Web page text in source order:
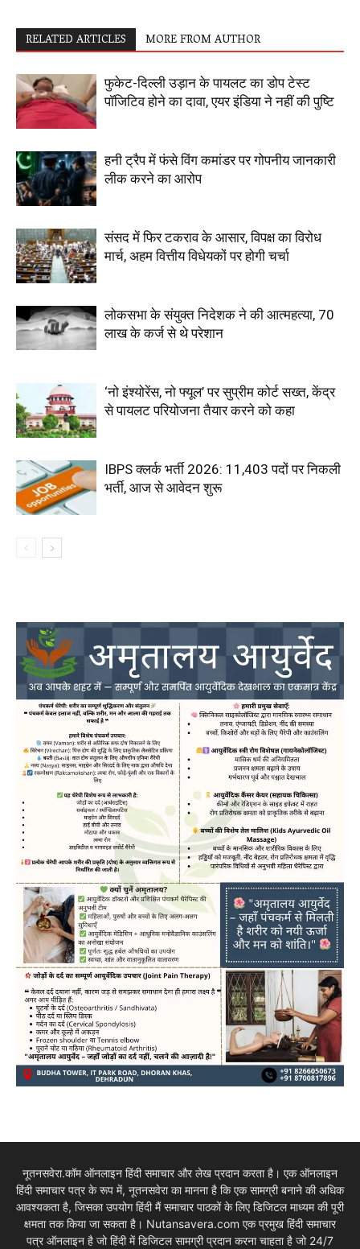
RELATED ARTICLES MORE FROM AUTHOR
फुकेट-दिल्ली उड़ान के पायलट का डोप टेस्ट
पॉजिटिव होने का दावा, एयर इंडिया ने नहीं की पुष्टि
हनी ट्रैप में फंसे विंग कमांडर पर गोपनीय जानकारी
लीक करने का आरोप
संसद में फिर टकराव के आसार, विपक्ष का विरोध
मार्च, अहम वित्तीय विधेयकों पर होगी चर्चा
लोकसभा के संयुक्त निदेशक ने की आत्महत्या, 70
लाख के कर्ज से थे परेशान
‘नो इंश्योरेंस, नो फ्यूल’ पर सुप्रीम कोर्ट सख्त, केंद्र
से पायलट परियोजना तैयार करने को कहा
IBPS क्लर्क भर्ती 2026: 11,403 पदों पर निकली
भर्ती, आज से आवेदन शुरू
नूतनसवेरा.कॉम ऑनलाइन हिंदी समाचार और लेख प्रदान करता है। एक ऑनलाइन
हिंदी समाचार पत्र के रूप में, नूतनसवेरा का मानना है कि एक सामग्री बनाने की अधिक
आवश्यकता है, जिसका उपयोग हिंदी मैं समाचार पाठकों के लिए डिजिटल माध्यम की पूरी
क्षमता तक किया जा सकता है। Nutansavera.com एक प्रमुख हिंदी समाचार
पत्र ऑनलाइन है जो हिंदी में डिजिटल सामग्री प्रदान करना चाहता है जो 24/7